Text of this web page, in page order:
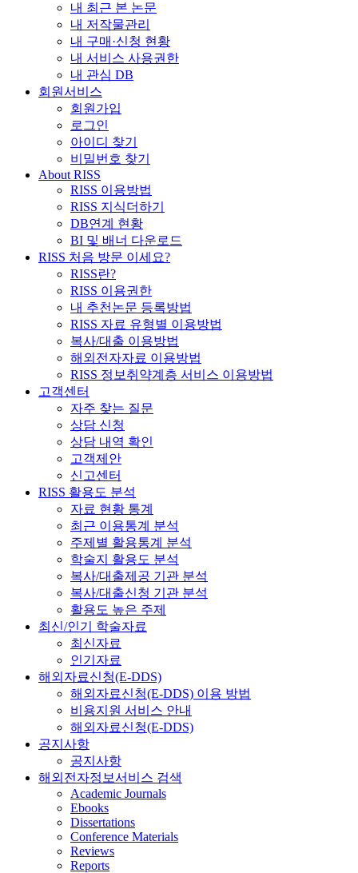
내 최근 본 논문
내 저작물관리
내 구매·신청 현황
내 서비스 사용권한
내 관심 DB
회원서비스
회원가입
로그인
아이디 찾기
비밀번호 찾기
About RISS
RISS 이용방법
RISS 지식더하기
DB연계 현황
BI 및 배너 다운로드
RISS 처음 방문 이세요?
RISS란?
RISS 이용권한
내 추천논문 등록방법
RISS 자료 유형별 이용방법
복사/대출 이용방법
해외전자자료 이용방법
RISS 정보취약계층 서비스 이용방법
고객센터
자주 찾는 질문
상담 신청
상담 내역 확인
고객제안
신고센터
RISS 활용도 분석
자료 현황 통계
최근 이용통계 분석
주제별 활용통계 분석
학술지 활용도 분석
복사/대출제공 기관 분석
복사/대출신청 기관 분석
활용도 높은 주제
최신/인기 학술자료
최신자료
인기자료
해외자료신청(E-DDS)
해외자료신청(E-DDS) 이용 방법
비용지원 서비스 안내
해외자료신청(E-DDS)
공지사항
공지사항
해외전자정보서비스 검색
Academic Journals
Ebooks
Dissertations
Conference Materials
Reviews
Reports